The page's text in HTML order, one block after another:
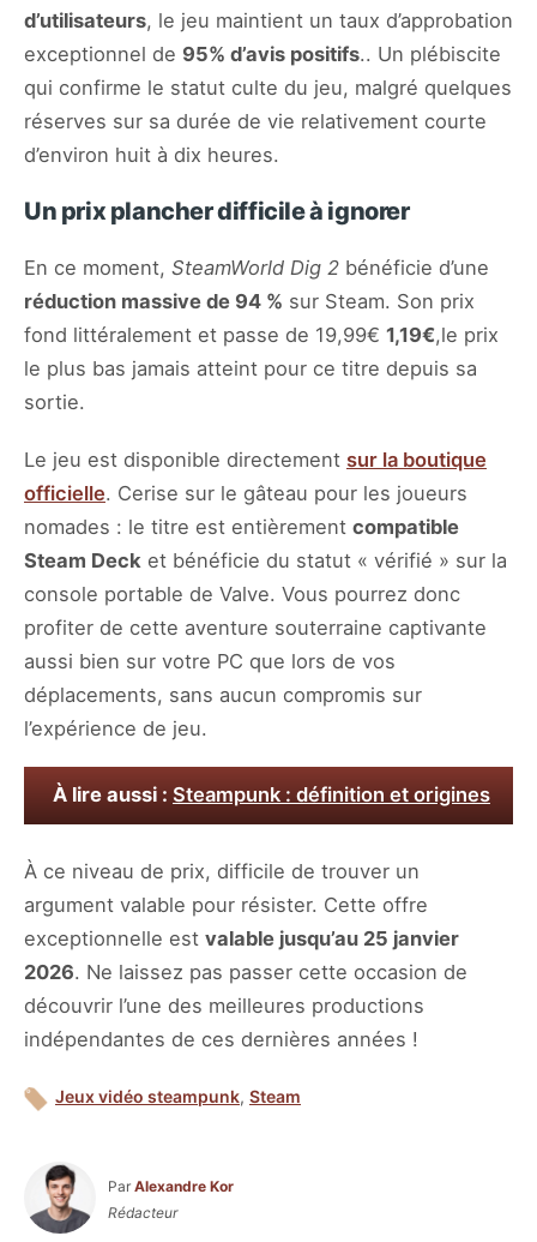
d’utilisateurs, le jeu maintient un taux d’approbation
exceptionnel de 95% d’avis positifs.. Un plébiscite
qui confirme le statut culte du jeu, malgré quelques
réserves sur sa durée de vie relativement courte
d’environ huit à dix heures.
Un prix plancher difficile à ignorer
En ce moment, SteamWorld Dig 2 bénéficie d’une
réduction massive de 94 % sur Steam. Son prix
fond littéralement et passe de 19,99€ 1,19€,le prix
le plus bas jamais atteint pour ce titre depuis sa
sortie.
Le jeu est disponible directement sur la boutique
officielle. Cerise sur le gâteau pour les joueurs
nomades : le titre est entièrement compatible
Steam Deck et bénéficie du statut « vérifié » sur la
console portable de Valve. Vous pourrez donc
profiter de cette aventure souterraine captivante
aussi bien sur votre PC que lors de vos
déplacements, sans aucun compromis sur
l’expérience de jeu.
À lire aussi : Steampunk : définition et origines
À ce niveau de prix, difficile de trouver un
argument valable pour résister. Cette offre
exceptionnelle est valable jusqu’au 25 janvier
2026. Ne laissez pas passer cette occasion de
découvrir l’une des meilleures productions
indépendantes de ces dernières années !
Jeux vidéo steampunk, Steam
Par Alexandre Kor
Rédacteur